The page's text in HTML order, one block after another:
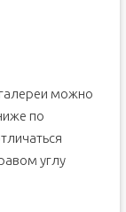
можно
по
углу